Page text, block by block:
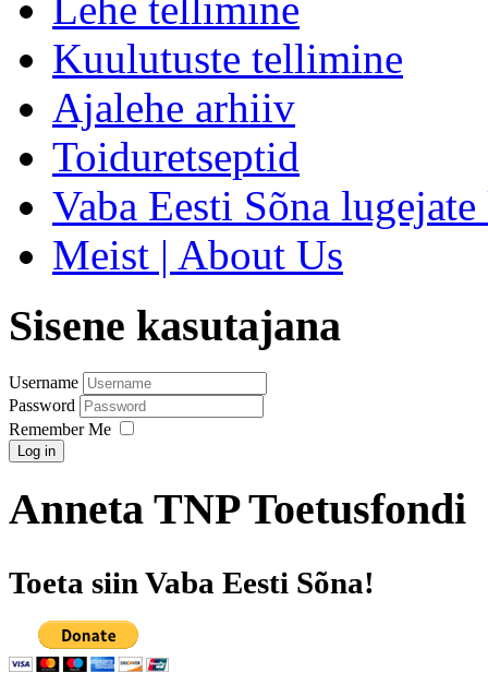
Lehe tellimine
Kuulutuste tellimine
Ajalehe arhiiv
Toiduretseptid
Vaba Eesti Sõna
Meist | About Us
Sisene kasutajana
Username
Password
Remember Me
Log in
Anneta TNP Toetusfondi
Toeta siin Vaba Eesti Sõna!